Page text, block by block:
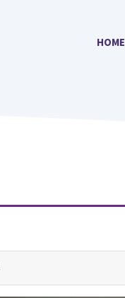
HOME